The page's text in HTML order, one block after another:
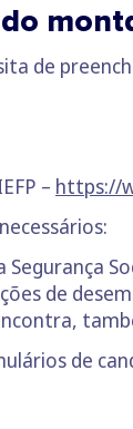
de
– https://
de
de